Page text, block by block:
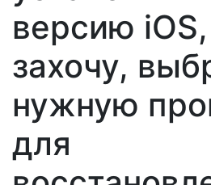
версию
захочу,
нужную
для